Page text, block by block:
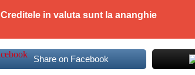
Creditele in valuta sunt la ananghie
Share on Facebook